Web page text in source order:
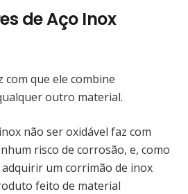
de Aço Inox
com que ele combine
outro material.
não ser oxidável faz com
risco de corrosão, e, como
um corrimão de inox
feito de material